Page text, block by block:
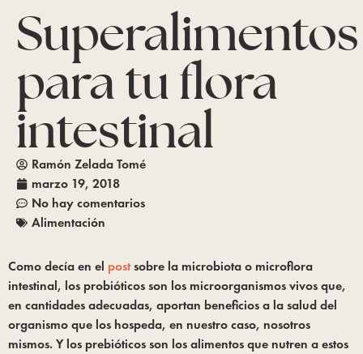
Superalimentos
para tu flora
intestinal
Ramón Zelada Tomé
marzo 19, 2018
No hay comentarios
Alimentación
Como decía en el postsobre la microbiota o microflora
intestinal, los probióticos son los microorganismos vivos que,
en cantidades adecuadas, aportan beneficios a la salud del
organismo que los hospeda, en nuestro caso, nosotros
mismos. Y los prebióticos son los alimentos que nutren a estos